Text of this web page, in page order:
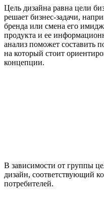
Цель дизайна равна цели
решает бизнес-задачи,
бренда или смена его
продукта и ее
анализ поможет составить
на который стоит
концепции.
В зависимости от группы
дизайн, соответствующий
потребителей.